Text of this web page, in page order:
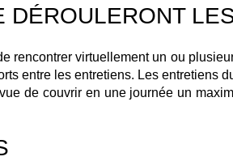
DÉROULERONT
rencontrer virtuellement un ou
entre les entretiens. Les entretiens
de couvrir en une journée un